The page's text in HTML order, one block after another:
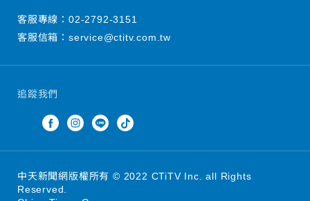
追蹤我們
客服專線： 02-2792-3151
客服信箱： service@ctitv.com.tw
中天新聞網版權所有 © 2022 CTiTV Inc. all Rights
Reserved.